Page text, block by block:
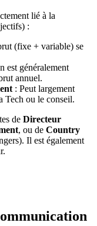
lié à la
:
(fixe + variable) se
est généralement
annuel.
: Peut largement
Tech ou le conseil.
de Directeur
, ou de Country
Il est également